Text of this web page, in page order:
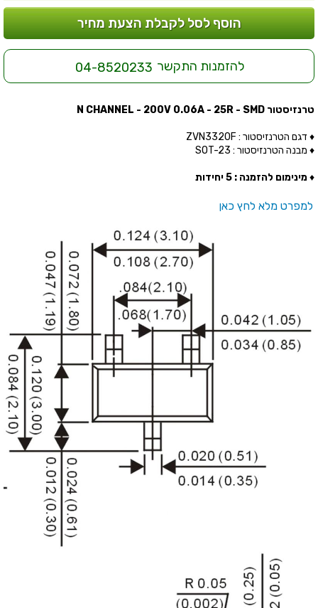
הוסף לסל לקבלת הצעת מחיר
להזמנות התקשר 04-8520233
טרנזיסטור N CHANNEL - 200V 0.06A - 25R - SMD
♦ דגם הטרנזיסטור : ZVN3320F
♦ מבנה הטרנזיסטור : SOT-23
♦מינימום להזמנה : 5 יחידות
למפרט מלא לחץ כאן